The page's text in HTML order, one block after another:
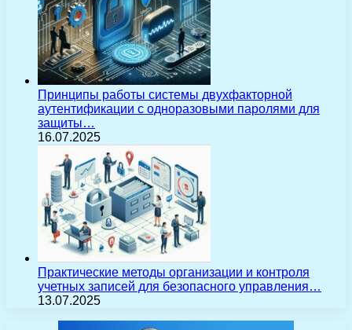
Принципы работы системы двухфакторной
аутентификации с одноразовыми паролями для
защиты…
16.07.2025
Практические методы организации и контроля
учетных записей для безопасного управления…
13.07.2025